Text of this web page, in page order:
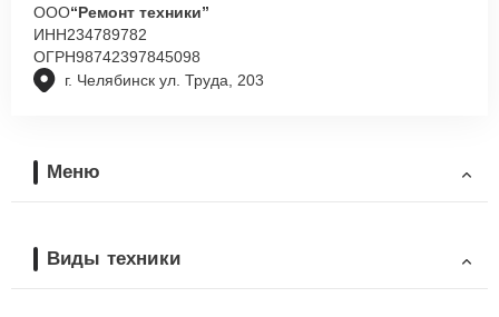
г. Челябинск ул. Труда, 203
ООО“Ремонт техники”
ИНН234789782
ОГРН98742397845098
Меню
Виды техники